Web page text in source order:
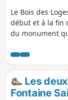
Le Bois des
début et à la fin
du monument
soldat qui y fut
principalement
douloureuse de
Les
Fontaine